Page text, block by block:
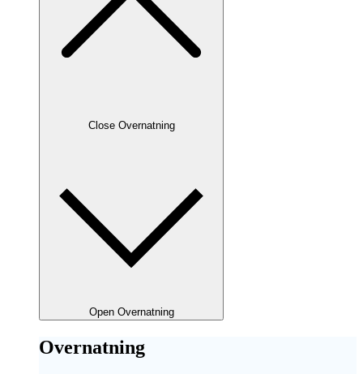
Close Overnatning
Open Overnatning
Overnatning